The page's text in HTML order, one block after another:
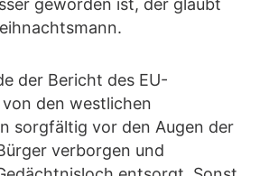
geworden ist, der glaubt
der Bericht des EU-
den westlichen
sorgfältig vor den Augen der
verborgen und